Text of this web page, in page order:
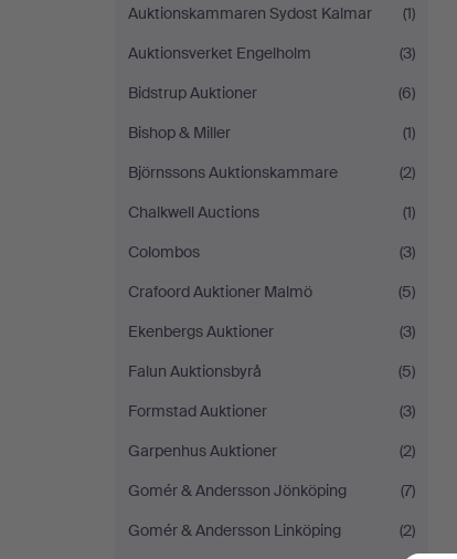
Auktionskammaren Sydost Kalmar
(1)
Auktionsverket Engelholm
(3)
Bidstrup Auktioner
(6)
Bishop & Miller
(1)
Björnssons Auktionskammare
(2)
Chalkwell Auctions
(1)
Colombos
(3)
Crafoord Auktioner Malmö
(5)
Ekenbergs Auktioner
(3)
Falun Auktionsbyrå
(5)
Formstad Auktioner
(3)
Garpenhus Auktioner
(2)
Gomér & Andersson Jönköping
(7)
Gomér & Andersson Linköping
(2)